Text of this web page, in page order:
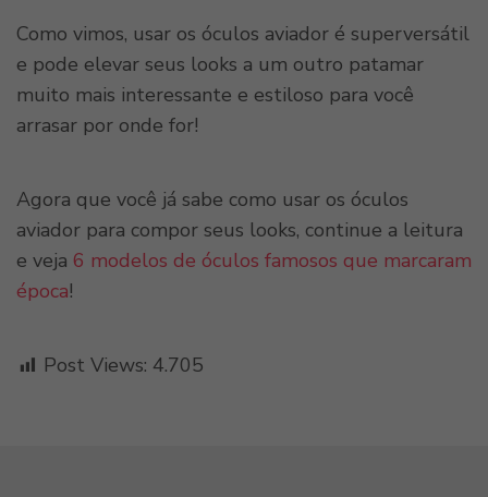
Como vimos, usar os óculos aviador é superversátil
e pode elevar seus looks a um outro patamar
muito mais interessante e estiloso para você
arrasar por onde for!
Agora que você já sabe como usar os óculos
aviador para compor seus looks, continue a leitura
e veja 6 modelos de óculos famosos que marcaram
época!
Post Views: 4.705